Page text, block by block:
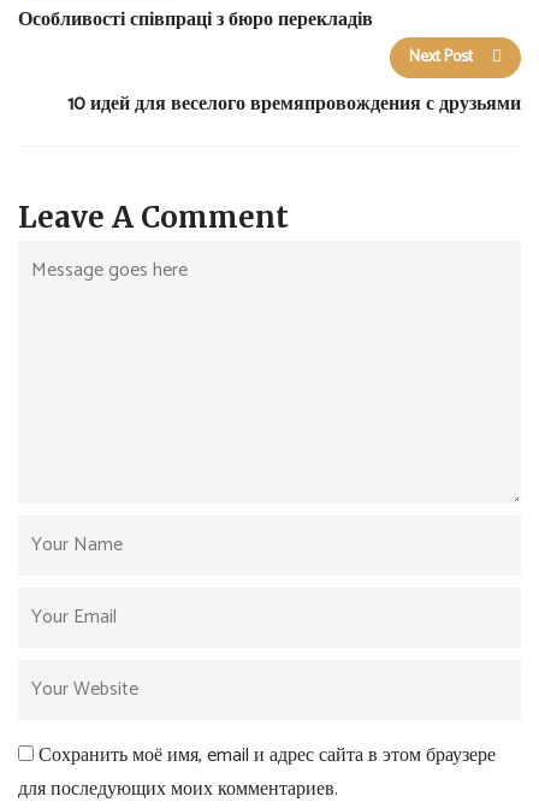
Особливості співпраці з бюро перекладів
Next Post
10 идей для веселого времяпровождения с друзьями
Leave A Comment
Сохранить моё имя, email и адрес сайта в этом браузере
для последующих моих комментариев.